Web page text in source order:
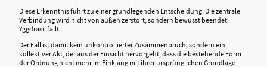
Diese Erkenntnis führt zu einer grundlegenden Entscheidung. Die zentrale
Verbindung wird nicht von außen zerstört, sondern bewusst beendet.
Yggdrasil fällt.
Der Fall ist damit kein unkontrollierter Zusammenbruch, sondern ein
kollektiver Akt, der aus der Einsicht hervorgeht, dass die bestehende Form
der Ordnung nicht mehr im Einklang mit ihrer ursprünglichen Grundlage